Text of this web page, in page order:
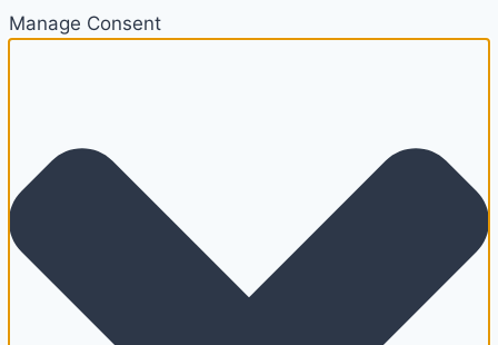
Manage Consent